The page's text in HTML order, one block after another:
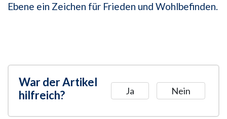
Ebene ein Zeichen für Frieden und Wohlbefinden.
War der Artikel
hilfreich?
Ja Nein